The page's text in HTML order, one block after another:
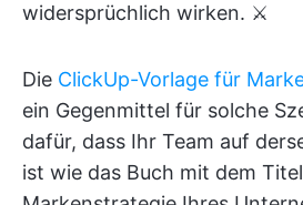
widersprüchlich wirken. ⚔️
Die ClickUp-Vorlage für
ein Gegenmittel für solche
dafür, dass Ihr Team auf
ist wie das Buch mit dem Titel